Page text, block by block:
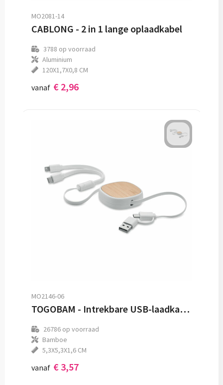
MO2081-14
CABLONG - 2 in 1 lange oplaadkabel
3788 op voorraad
Aluminium
120X1,7X0,8 CM
vanaf € 2,96
MO2146-06
TOGOBAM - Intrekbare USB-laadkabel
26786op voorraad
Bamboe
5,3X5,3X1,6 CM
vanaf € 3,57